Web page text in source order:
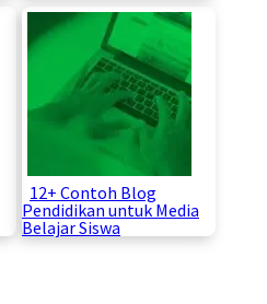
12+ Contoh Blog
Pendidikan untuk Media
Belajar Siswa